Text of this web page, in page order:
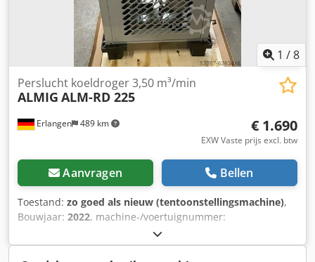
1 /8
Erlangen 489 km
Perslucht koeldroger 3,50 m³/min
ALMIG ALM-RD 225
€ 1.690
EXW Vaste prijs excl. btw
Aanvragen Bellen
Toestand: zo goed als nieuw (tentoonstellingsmachine),
Bouwjaar: 2022, machine-/voertuignummer:
, Tentoonstelling stuk
DRUKLUCHTKOELKAST ALMIG ALM-RD225 (onmiddellijk